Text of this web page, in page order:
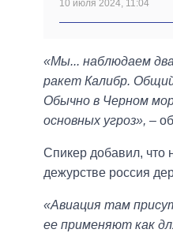
10 июля 2024, 11:04
«Мы... наблюдаем
ракет Калибр.
Обычно в Черном
основных угроз», –
Спикер добавил, что
дежурстве россия
«Авиация там
ее применяют как